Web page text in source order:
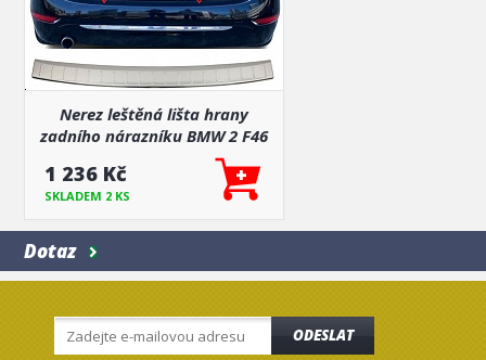
Nerez leštěná lišta hrany
zadního nárazníku BMW 2 F46
GRAND TOURER 2015-2021
1 236 Kč
SKLADEM 2 KS
Dotaz
ODESLAT